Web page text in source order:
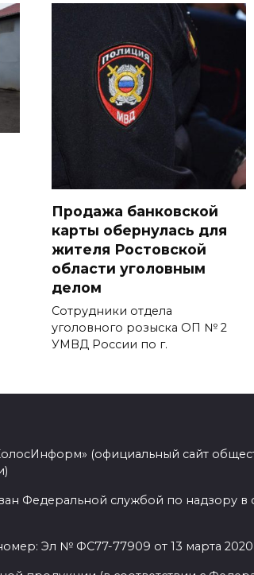
Продажа банковской
карты обернулась для
жителя Ростовской
области уголовным
делом
Сотрудники отдела
уголовного розыска ОП № 2
УМВД России по г.
(официальный сайт
Федеральной службой по надзору
Эл № ФС77-77909 от 13 марта 2020